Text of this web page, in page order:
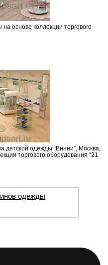
основе коллекции торгового
детской одежды “Винни”, Москва,
торгового оборудования “21
одежды